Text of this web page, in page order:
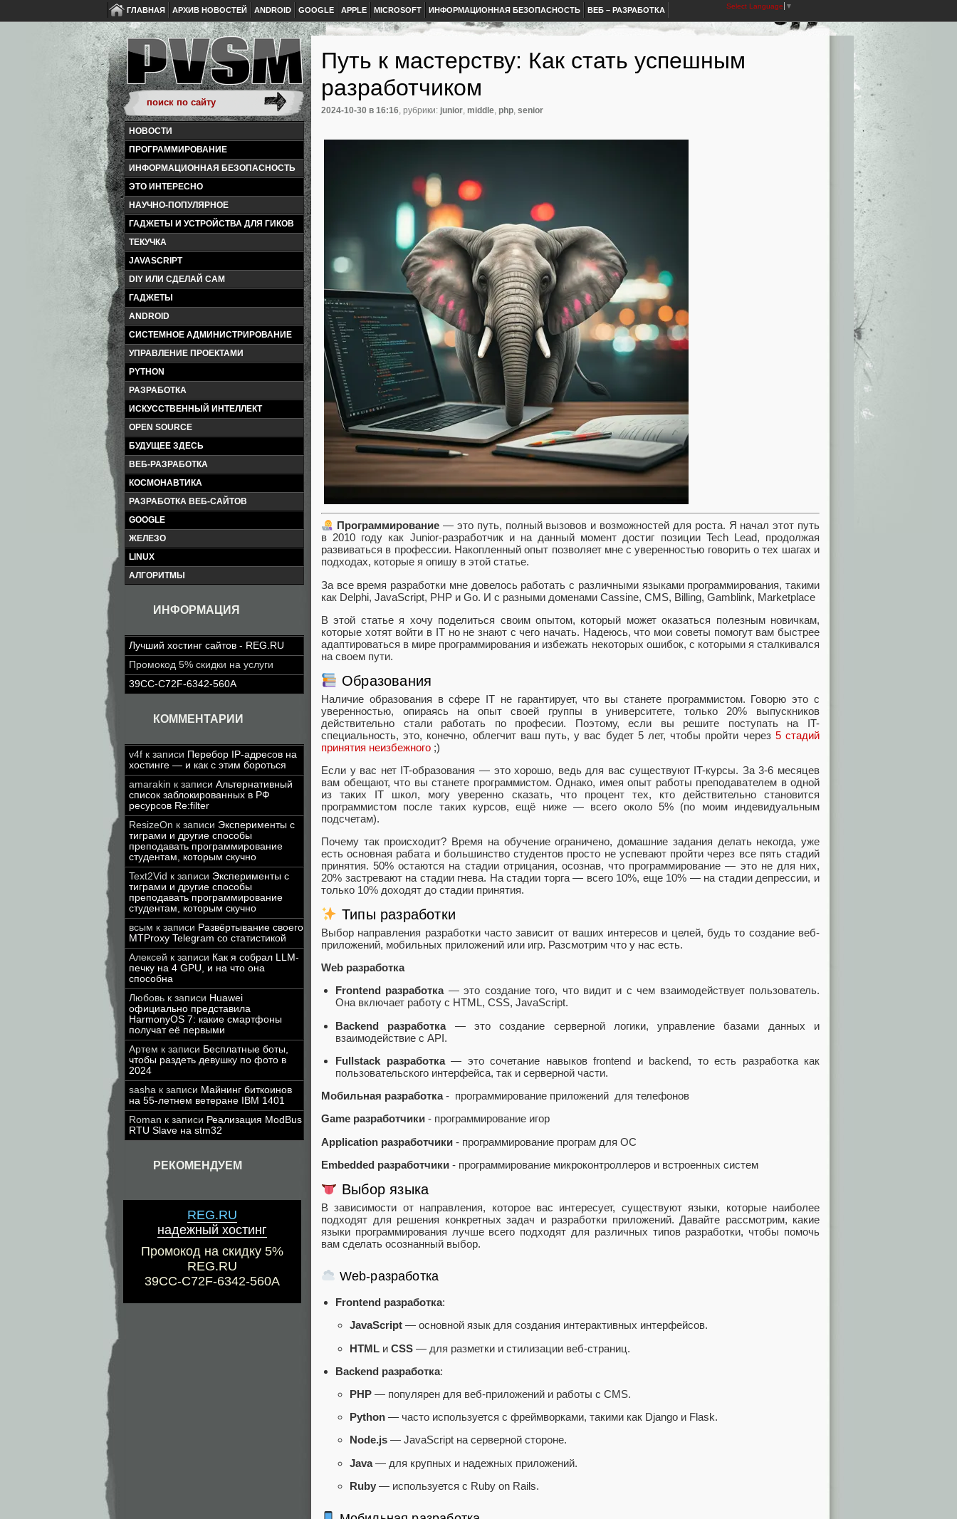
ГЛАВНАЯ АРХИВ НОВОСТЕЙ ANDROID GOOGLE APPLE MICROSOFT ИНФОРМАЦИОННАЯ БЕЗОПАСНОСТЬ ВЕБ – РАЗРАБОТКА Select Language ▼
НОВОСТИ
ПРОГРАММИРОВАНИЕ
ИНФОРМАЦИОННАЯ БЕЗОПАСНОСТЬ
ЭТО ИНТЕРЕСНО
НАУЧНО-ПОПУЛЯРНОЕ
ГАДЖЕТЫ И УСТРОЙСТВА ДЛЯ ГИКОВ
ТЕКУЧКА
JAVASCRIPT
DIY ИЛИ СДЕЛАЙ САМ
ГАДЖЕТЫ
ANDROID
СИСТЕМНОЕ АДМИНИСТРИРОВАНИЕ
УПРАВЛЕНИЕ ПРОЕКТАМИ
PYTHON
РАЗРАБОТКА
ИСКУССТВЕННЫЙ ИНТЕЛЛЕКТ
OPEN SOURCE
БУДУЩЕЕ ЗДЕСЬ
ВЕБ-РАЗРАБОТКА
КОСМОНАВТИКА
РАЗРАБОТКА ВЕБ-САЙТОВ
GOOGLE
ЖЕЛЕЗО
LINUX
АЛГОРИТМЫ
ИНФОРМАЦИЯ
Лучший хостинг сайтов - REG.RU
Промокод 5% скидки на услуги
39CC-C72F-6342-560A
КОММЕНТАРИИ
v4f к записи Перебор IP-адресов на
хостинге — и как с этим бороться
amarakin к записи Альтернативный
список заблокированных в РФ
ресурсов Re:filter
ResizeOn к записи Эксперименты с
тиграми и другие способы
преподавать программирование
студентам, которым скучно
Text2Vid к записи Эксперименты с
тиграми и другие способы
преподавать программирование
студентам, которым скучно
всым к записи Развёртывание своего
MTProxy Telegram со статистикой
Алексей к записи Как я собрал LLM-
печку на 4 GPU, и на что она
способна
Любовь к записи Huawei
официально представила
HarmonyOS 7: какие смартфоны
получат её первыми
Артем к записи Бесплатные боты,
чтобы раздеть девушку по фото в
2024
sasha к записи Майнинг биткоинов
на 55-летнем ветеране IBM 1401
Roman к записи Реализация ModBus
RTU Slave на stm32
РЕКОМЕНДУЕМ
REG.RU
надежный хостинг
Промокод на скидку 5%
REG.RU
39CC-C72F-6342-560A
Путь к мастерству: Как стать успешным
разработчиком
2024-10-30 в 16:16, рубрики: junior, middle, php, senior
Программирование — это путь, полный вызовов и возможностей для роста. Я начал этот путь
в 2010 году как Junior-разработчик и на данный момент достиг позиции Tech Lead, продолжая
развиваться в профессии. Накопленный опыт позволяет мне с уверенностью говорить о тех шагах и
подходах, которые я опишу в этой статье.
За все время разработки мне довелоcь работать с различными языками программирования, такими
как Delphi, JavaScript, PHP и Go. И с разными доменами Cassine, CMS, Billing, Gamblink, Marketplace
В этой статье я хочу поделиться своим опытом, который может оказаться полезным новичкам,
которые хотят войти в IT но не знают с чего начать. Надеюсь, что мои советы помогут вам быстрее
адаптироваться в мире программирования и избежать некоторых ошибок, с которыми я сталкивался
на своем пути.
Образования
Наличие образования в сфере IT не гарантирует, что вы станете программистом. Говорю это с
уверенностью, опираясь на опыт своей группы в университете, только 20% выпускников
действительно стали работать по професии. Поэтому, если вы решите поступать на IT-
специальность, это, конечно, облегчит ваш путь, у вас будет 5 лет, чтобы пройти через 5 стадий
принятия неизбежного ;)
Если у вас нет IT-образования — это хорошо, ведь для вас существуют IT-курсы. За 3-6 месяцев
вам обещают, что вы станете программистом. Однако, имея опыт работы преподавателем в одной
из таких IT школ, могу уверенно сказать, что процент тех, кто действительно становится
программистом после таких курсов, ещё ниже — всего около 5% (по моим индевидуальным
подсчетам).
Почему так происходит? Время на обучение ограничено, домашние задания делать некогда, уже
есть основная рабата и большинство студентов просто не успевают пройти через все пять стадий
принятия. 50% остаются на стадии отрицания, осознав, что программирование — это не для них,
20% застревают на стадии гнева. На стадии торга — всего 10%, еще 10% — на стадии депрессии, и
только 10% доходят до стадии принятия.
Типы разработки
Выбор направления разработки часто зависит от ваших интересов и целей, будь то создание веб-
приложений, мобильных приложений или игр. Разсмотрим что у нас есть.
Web разработка
Frontend разработка— это создание того, что видит и с чем взаимодействует пользователь.
Она включает работу с HTML, CSS, JavaScript.
Backend разработка— это создание серверной логики, управление базами данных и
взаимодействие с API.
Fullstack разработка— это сочетание навыков frontend и backend, то есть разработка как
пользовательского интерфейса, так и серверной части.
Мобильная разработка- программирование приложений для телефонов
Game разработчики - программирование игор
Application разработчики - программирование програм для ОС
Embedded разработчики - программирование микроконтроллеров и встроенных систем
Выбор языка
В зависимости от направления, которое вас интересует, существуют языки, которые наиболее
подходят для решения конкретных задач и разработки приложений. Давайте рассмотрим, какие
языки программирования лучше всего подходят для различных типов разработки, чтобы помочь
вам сделать осознанный выбор.
Web-разработка
Frontend разработка:
JavaScript — основной язык для создания интерактивных интерфейсов.
HTML и CSS — для разметки и стилизации веб-страниц.
Backend разработка:
PHP — популярен для веб-приложений и работы с CMS.
Python — часто используется с фреймворками, такими как Django и Flask.
Node.js — JavaScript на серверной стороне.
Java— для крупных и надежных приложений.
Ruby — используется с Ruby on Rails.